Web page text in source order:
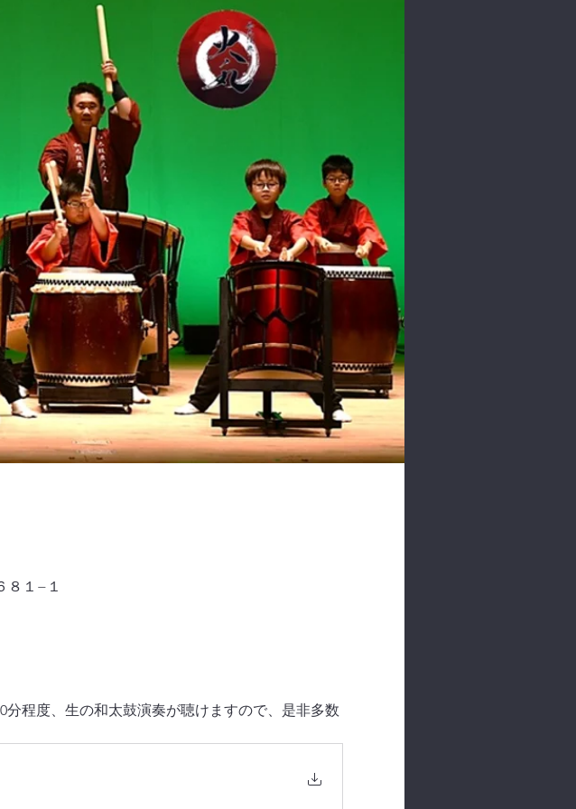
８１−１
程度、生の和太鼓演奏が聴けますので、是非多数